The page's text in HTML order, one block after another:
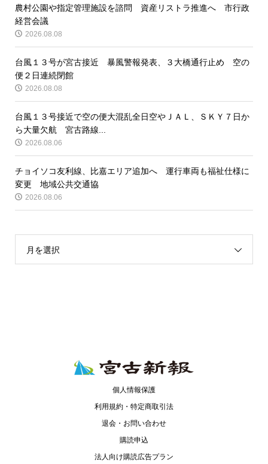
農村公園や指定管理施設を諮問 資産リストラ推進へ 市行政
経営会議
2026.08.08
台風１３号が宮古接近 暴風警報発表、３大橋通行止め 空の
便２日連続閉館
2026.08.08
台風１３号接近で空の便大混乱全日空やＪＡＬ、ＳＫＹ７日か
ら大量欠航 宮古路線...
2026.08.06
チョイソコ友利線、比嘉エリア追加へ 運行車両も福祉仕様に
変更 地域公共交通協
2026.08.06
月を選択
個人情報保護
利用規約・特定商取引法
退会・お問い合わせ
購読申込
法人向け購読広告プラン